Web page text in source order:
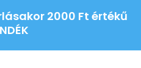
2000 Ft értékű